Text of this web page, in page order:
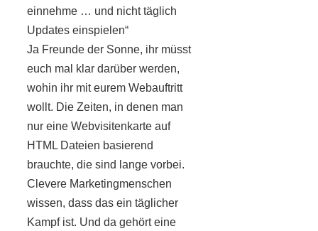
einnehme … und nicht täglich
Updates einspielen“
Ja Freunde der Sonne, ihr müsst
euch mal klar darüber werden,
wohin ihr mit eurem Webauftritt
wollt. Die Zeiten, in denen man
nur eine Webvisitenkarte auf
HTML Dateien basierend
brauchte, die sind lange vorbei.
Clevere Marketingmenschen
wissen, dass das ein täglicher
Kampf ist. Und da gehört eine